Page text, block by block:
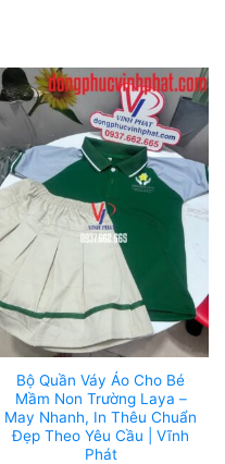
Bộ Quần Váy Áo Cho Bé
Mầm Non Trường Laya –
May Nhanh, In Thêu Chuẩn
Đẹp Theo Yêu Cầu | Vĩnh
Phát